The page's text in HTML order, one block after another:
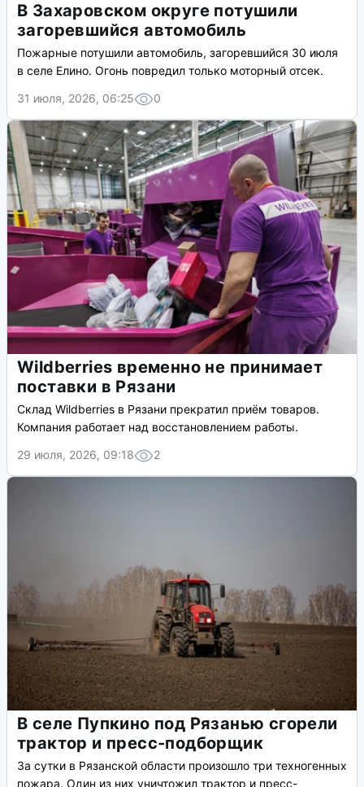
В Захаровском округе потушили
загоревшийся автомобиль
Пожарные потушили автомобиль, загоревшийся 30 июля
в селе Елино. Огонь повредил только моторный отсек.
31 июля, 2026, 06:25
0
Wildberries временно не принимает
поставки в Рязани
Склад Wildberries в Рязани прекратил приём товаров.
Компания работает над восстановлением работы.
29 июля, 2026, 09:18
2
В селе Пупкино под Рязанью сгорели
трактор и пресс-подборщик
За сутки в Рязанской области произошло три техногенных
пожара. Один из них уничтожил трактор и пресс-